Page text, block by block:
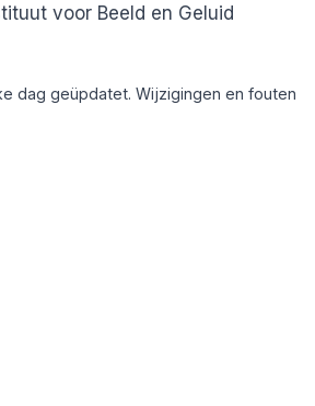
voor Beeld en Geluid
dag geüpdatet. Wijzigingen en fouten